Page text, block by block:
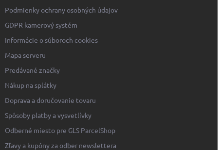
Podmienky ochrany osobných údajov
GDPR kamerový systém
Informácie o súboroch cookies
Mapa serveru
Predávané značky
Nákup na splátky
Doprava a doručovanie tovaru
Spôsoby platby a vysvetlívky
Odberné miesto pre GLS ParcelShop
Zľavy a kupóny za odber newslettera